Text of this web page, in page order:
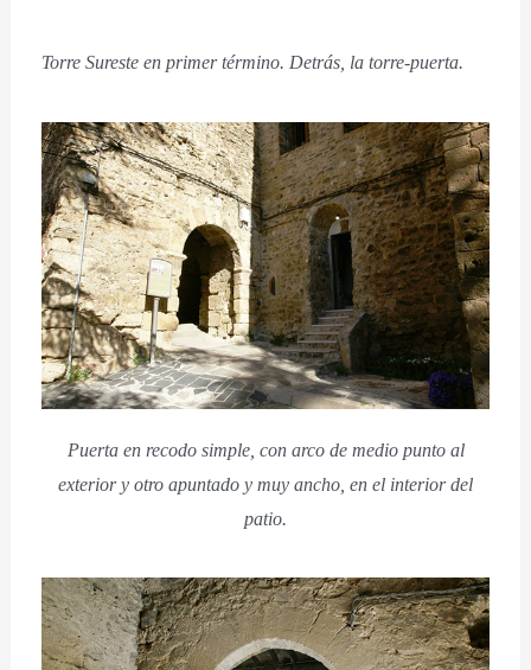
Torre Sureste en primer término. Detrás, la torre-puerta.
Puerta en recodo simple, con arco de medio punto al
exterior y otro apuntado y muy ancho, en el interior del
patio.